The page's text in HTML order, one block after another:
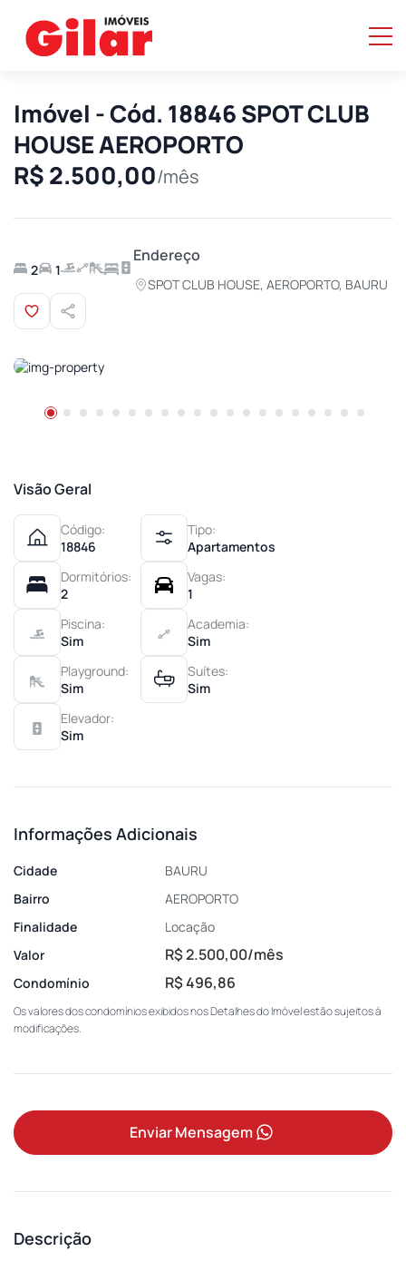
Imóvel - Cód. 18846 SPOT CLUB
HOUSE AEROPORTO
R$ 2.500,00/mês
2 1
Endereço
SPOT CLUB HOUSE, AEROPORTO, BAURU
Visão Geral
Código:
18846
Tipo:
Apartamentos
Dormitórios:
2
Vagas:
1
Piscina:
Sim
Academia:
Sim
Playground:
Sim
Suítes:
Sim
Elevador:
Sim
Informações Adicionais
Cidade
BAURU
Bairro
AEROPORTO
Finalidade
Locação
Valor
R$ 2.500,00/mês
Condomínio R$ 496,86
Os valores dos condomínios exibidos nos Detalhes do Imóvel estão sujeitos à
modificações.
Enviar Mensagem
Descrição